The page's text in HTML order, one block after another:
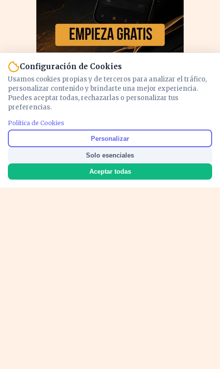
Configuración de Cookies
Usamos cookies propias y de terceros para analizar el tráfico,
personalizar contenido y brindarte una mejor experiencia.
Puedes aceptar todas, rechazarlas o personalizar tus
preferencias.
Política de Cookies
Personalizar
Solo esenciales
Aceptar todas